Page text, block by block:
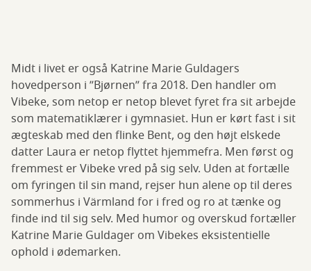
Midt i livet er også Katrine Marie Guldagers
hovedperson i ”Bjørnen” fra 2018. Den handler om
Vibeke, som netop er netop blevet fyret fra sit arbejde
som matematiklærer i gymnasiet. Hun er kørt fast i sit
ægteskab med den flinke Bent, og den højt elskede
datter Laura er netop flyttet hjemmefra. Men først og
fremmest er Vibeke vred på sig selv. Uden at fortælle
om fyringen til sin mand, rejser hun alene op til deres
sommerhus i Värmland for i fred og ro at tænke og
finde ind til sig selv. Med humor og overskud fortæller
Katrine Marie Guldager om Vibekes eksistentielle
ophold i ødemarken.